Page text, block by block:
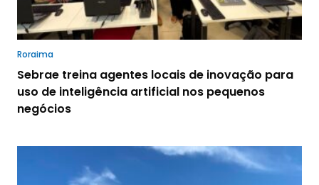
Roraima
Sebrae treina agentes locais de inovação para
uso de inteligência artificial nos pequenos
negócios